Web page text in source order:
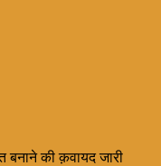
की क़वायद जारी